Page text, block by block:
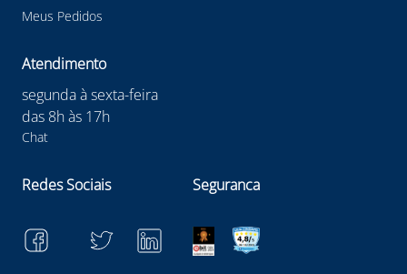
Meus Pedidos
Atendimento
segunda à sexta-feira
das 8h às 17h
Chat
Redes Sociais Seguranca